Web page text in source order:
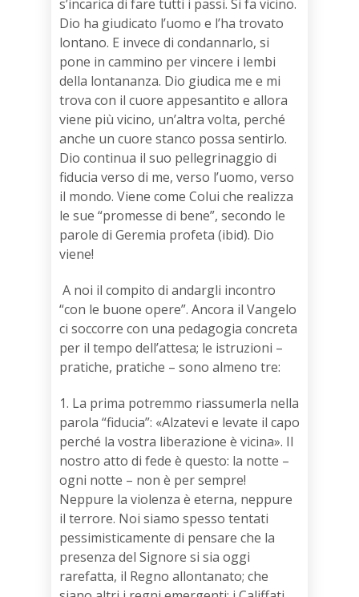
s’incarica di fare tutti i passi. Si fa vicino.
Dio ha giudicato l’uomo e l’ha trovato
lontano. E invece di condannarlo, si
pone in cammino per vincere i lembi
della lontananza. Dio giudica me e mi
trova con il cuore appesantito e allora
viene più vicino, un’altra volta, perché
anche un cuore stanco possa sentirlo.
Dio continua il suo pellegrinaggio di
fiducia verso di me, verso l’uomo, verso
il mondo. Viene come Colui che realizza
le sue “promesse di bene”, secondo le
parole di Geremia profeta (ibid). Dio
viene!
A noi il compito di andargli incontro
“con le buone opere”. Ancora il Vangelo
ci soccorre con una pedagogia concreta
per il tempo dell’attesa; le istruzioni –
pratiche, pratiche – sono almeno tre:
1. La prima potremmo riassumerla nella
parola “fiducia”: «Alzatevi e levate il capo
perché la vostra liberazione è vicina». Il
nostro atto di fede è questo: la notte –
ogni notte – non è per sempre!
Neppure la violenza è eterna, neppure
il terrore. Noi siamo spesso tentati
pessimisticamente di pensare che la
presenza del Signore si sia oggi
rarefatta, il Regno allontanato; che